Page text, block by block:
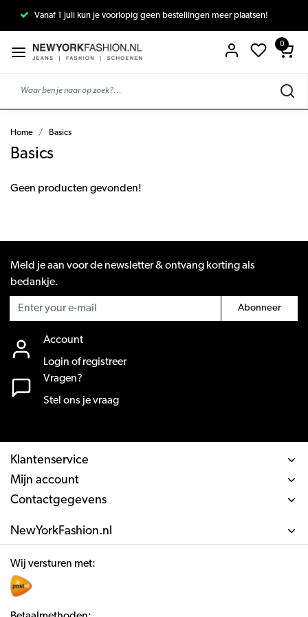
Vanaf 1 juli kun je voorlopig geen bestellingen meer plaatsen!
0
Home Basics
Basics
Geen producten gevonden!
Meld je aan voor de newsletter & ontvang korting als
bedankje.
Abonneer
Account
Login of registreer
Vragen?
Stel ons je vraag
Klantenservice
Mijn account
Contactgegevens
NewYorkFashion.nl
Wij versturen met: